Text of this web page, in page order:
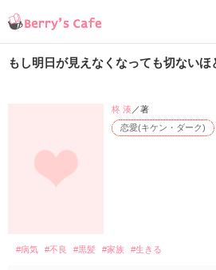
もし明日が見えなくなっても切ないほ
恋愛(キケン・ダーク)
柊 湊 ／著
#病気 #不良 #黒髪 #家族 #生きる